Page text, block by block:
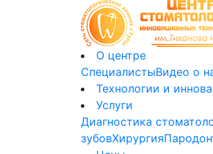
О центре
СпециалистыВидео о
Технологии и
Услуги
Диагностика
зубовХирургия